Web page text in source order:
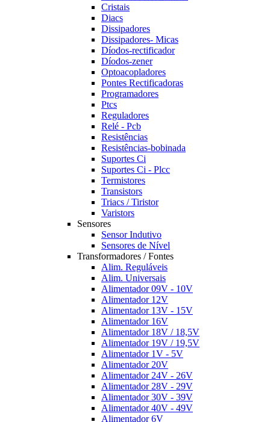
Cristais
Diacs
Dissipadores
Dissipadores- Micas
Díodos-rectificador
Díodos-zener
Optoacopladores
Pontes Rectificadoras
Programadores
Ptcs
Reguladores
Relé - Pcb
Resistências
Resistências-bobinada
Suportes Ci
Suportes Ci - Plcc
Termistores
Transistors
Triacs / Tiristor
Varistors
Sensores
Sensor Indutivo
Sensores de Nível
Transformadores / Fontes
Alim. Reguláveis
Alim. Universais
Alimentador 09V - 10V
Alimentador 12V
Alimentador 13V - 15V
Alimentador 16V
Alimentador 18V / 18,5V
Alimentador 19V / 19,5V
Alimentador 1V - 5V
Alimentador 20V
Alimentador 24V - 26V
Alimentador 28V - 29V
Alimentador 30V - 39V
Alimentador 40V - 49V
Alimentador 6V